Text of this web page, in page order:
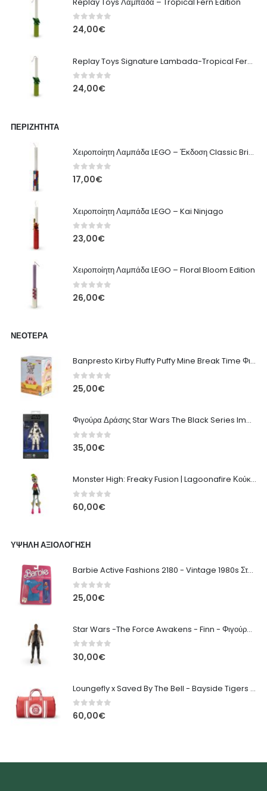
0 out of 5
24,00€
Replay Toys Signature Lambada-Tropical Fern edition 2026
0 out of 5
24,00€
ΠΕΡΙΖΉΤΗΤΑ
Χειροποίητη Λαμπάδα LEGO – Έκδοση Classic Brick
0out of 5
17,00€
Χειροποίητη Λαμπάδα LEGO – Kai Ninjago
0out of 5
23,00€
Χειροποίητη Λαμπάδα LEGO – Floral Bloom Edition
0out of 5
26,00€
ΝΕΌΤΕΡΑ
Banpresto Kirby Fluffy Puffy Mine Break Time Φιγούρα – Α' Έκδοση
0out of 5
25,00€
Φιγούρα Δράσης Star Wars The Black Series Imperial Remnant Stormtrooper #05
0out of 5
35,00€
Monster High: Freaky Fusion | Lagoonafire Κούκλα Mattel 2013 - 28εκ
0 out of 5
60,00€
ΥΨΗΛΉ ΑΞΙΟΛΌΓΗΣΗ
Barbie Active Fashions 2180 - Vintage 1980s Στολή Γυμναστικής
0out of 5
25,00€
Star Wars -The Force Awakens - Finn - Φιγούρα Δράσης - 45εκ
0 out of 5
30,00€
Loungefly x Saved By The Bell - Bayside Tigers Τσάντα - 32εκ
0out of 5
60,00€